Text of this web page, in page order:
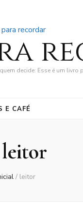
decide: Esse é um livro
E CAFÉ
leitor
/ leitor